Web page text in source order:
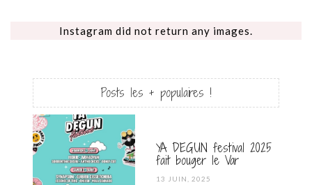
Instagram did not return any images.
Posts les + populaires !
YA DEGUN festival 2025
fait bouger le Var
POSTED
13 JUIN, 2025